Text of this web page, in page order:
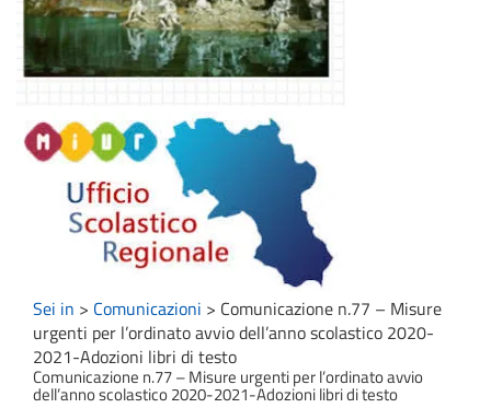
Sei in > Comunicazioni > Comunicazione n.77 – Misure
urgenti per l’ordinato avvio dell’anno scolastico 2020-
2021-Adozioni libri di testo
Comunicazione n.77 – Misure urgenti per l’ordinato avvio
dell’anno scolastico 2020-2021-Adozioni libri di testo